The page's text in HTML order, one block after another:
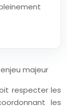
majeur
respecter les
les